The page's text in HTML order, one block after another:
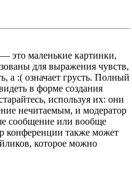
это маленькие картинки,
для выражения чувств,
а :( означает грусть. Полный
в форме создания
используя их: они
нечитаемым, и модератор
сообщение или вообще
конференции также может
которое можно